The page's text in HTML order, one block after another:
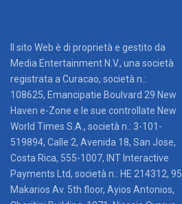
Il sito Web è di proprietà e gestito da
Media Entertainment N.V., una società
registrata a Curacao, società n.:
108625, Emancipatie Boulvard 29 New
Haven e-Zone e le sue controllate New
World Times S.A., società n.: 3-101-
519894, Calle 2, Avenida 18, San Jose,
Costa Rica, 555-1007, INT Interactive
Payments Ltd, società n.: HE 214312, 95
Makarios Av. 5th floor, Ayios Antonios,